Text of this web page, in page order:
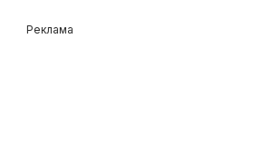
Реклама